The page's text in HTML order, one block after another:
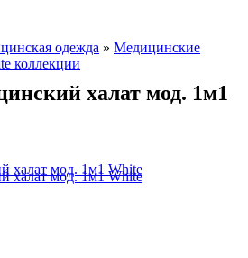
одежда » Медицинские
коллекции
халат мод. 1м1